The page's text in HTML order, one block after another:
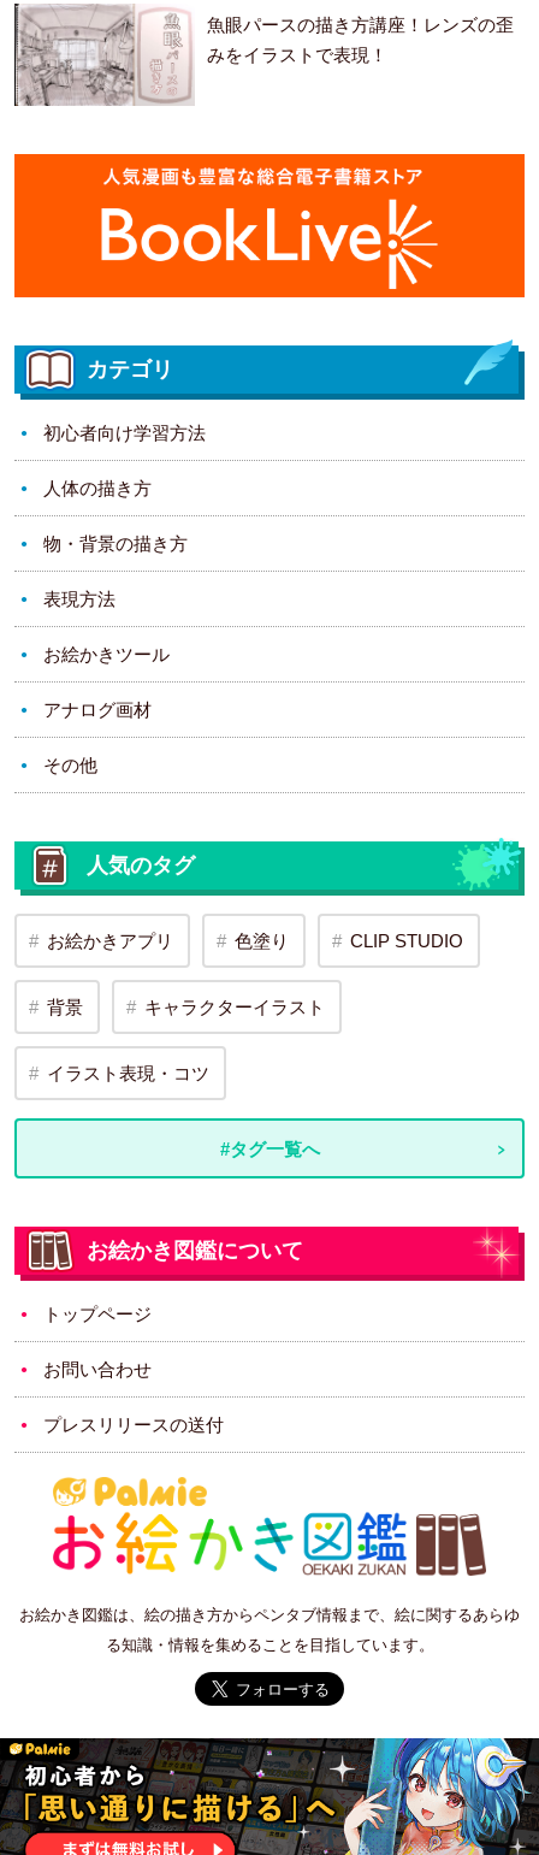
魚眼パースの描き方講座！レンズの歪
みをイラストで表現！
カテゴリ
初心者向け学習方法
人体の描き方
物・背景の描き方
表現方法
お絵かきツール
アナログ画材
その他
人気のタグ
お絵かきアプリ 色塗り CLIP STUDIO
背景 キャラクターイラスト
イラスト表現・コツ
#タグ一覧へ
お絵かき図鑑について
トップページ
お問い合わせ
プレスリリースの送付
お絵かき図鑑は、絵の描き方からペンタブ情報まで、絵に関するあらゆ
る知識・情報を集めることを目指しています。